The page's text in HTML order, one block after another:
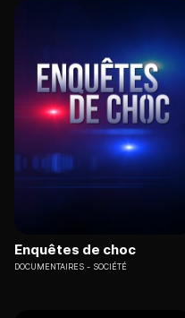
Enquêtes de choc
DOCUMENTAIRES SOCIÉTÉ